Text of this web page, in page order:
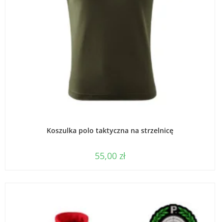
Koszulka polo taktyczna na strzelnicę
55,00 zł